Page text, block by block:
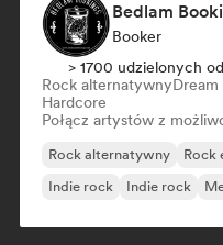
Bedlam
Booker
> 1700 udzielonych
Rock alternatywnyDream
Hardcore
Połącz artystów z
Rock alternatywny Rock
Indie rock
Indie rock